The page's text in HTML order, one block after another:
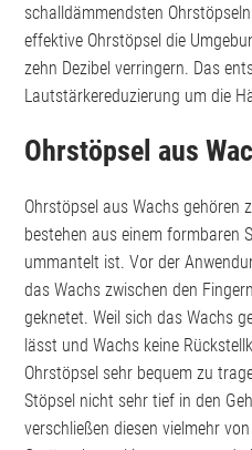
schalldämmendsten
effektive Ohrstöpsel die
zehn Dezibel verringern. Das
Lautstärkereduzierung um die
Ohrstöpsel aus
Ohrstöpsel aus Wachs gehören
bestehen aus einem formbaren
ummantelt ist. Vor der
das Wachs zwischen den
geknetet. Weil sich das Wachs
lässt und Wachs keine
Ohrstöpsel sehr bequem zu
Stöpsel nicht sehr tief in den
verschließen diesen vielmehr